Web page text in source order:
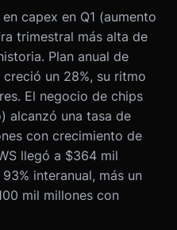
capex en Q1 (aumento
trimestral más alta de
Plan anual de
un 28%, su ritmo
El negocio de chips
alcanzó una tasa de
con crecimiento de
llegó a $364 mil
interanual, más un
mil millones con